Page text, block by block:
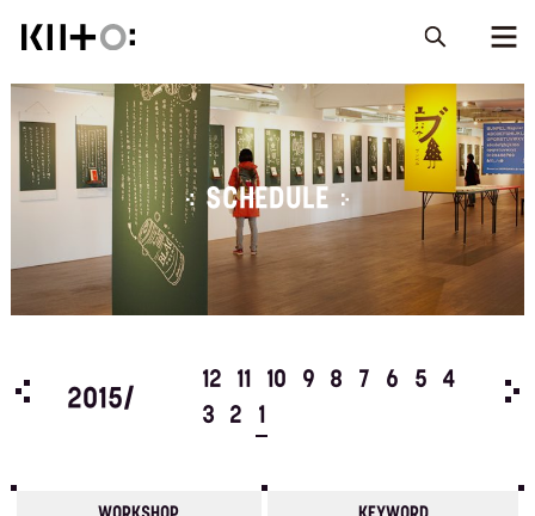
SCHEDULE
4
2015/
12 11 10 9 8 7 6 5
4
3
2 1